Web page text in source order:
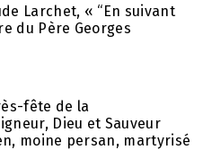
Larchet, « “En suivant
du Père Georges
fête de la
Dieu et Sauveur
moine persan, martyrisé